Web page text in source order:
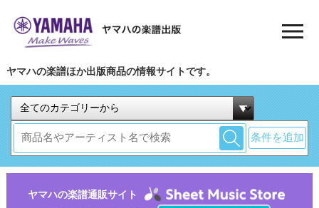
ヤマハの楽譜ほか出版商品の情報サイトです。
条件を追加
ヤマハの楽譜通販サイト